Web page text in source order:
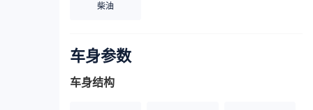
柴油
车身参数
车身结构